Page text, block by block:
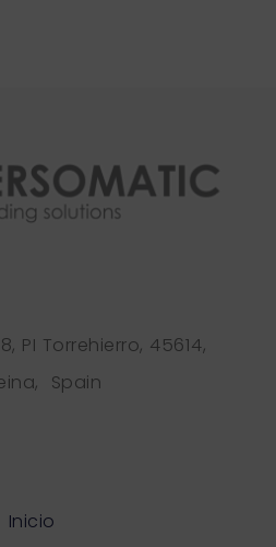
PI Torrehierro, 45614,
Spain
Inicio